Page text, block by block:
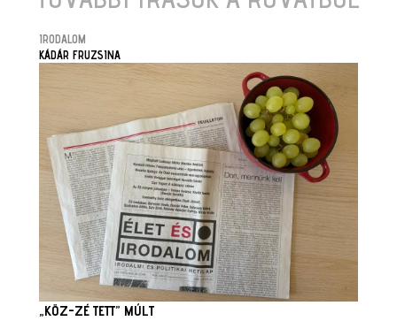
IRODALOM
KÁDÁR FRUZSINA
„KÖZ-ZÉ TETT” MÚLT